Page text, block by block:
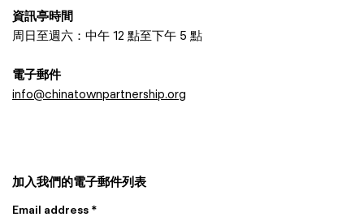
資訊亭時間
周日至週六：中午 12 點至下午 5 點
電子郵件
info@chinatownpartnership.org
加入我們的電子郵件列表
Email address *